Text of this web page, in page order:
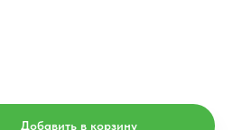
Добавить в корзину